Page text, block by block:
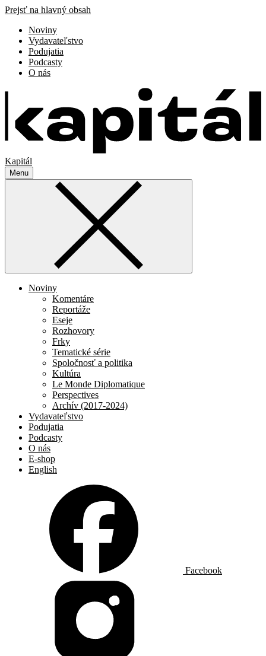
Prejsť na hlavný obsah
Noviny
Vydavateľstvo
Podujatia
Podcasty
O nás
Kapitál
Menu
Noviny
Komentáre
Reportáže
Eseje
Rozhovory
Frky
Tematické série
Spoločnosť a politika
Kultúra
Le Monde Diplomatique
Perspectives
Archív (2017-2024)
Vydavateľstvo
Podujatia
Podcasty
O nás
E-shop
English
Facebook